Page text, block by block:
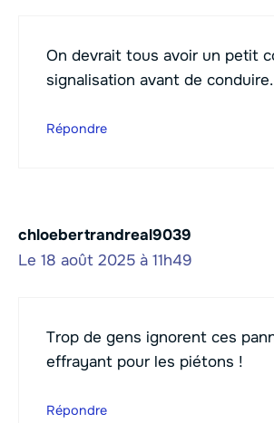
On devrait tous avoir un petit
signalisation avant de conduire.
Répondre
chloebertrandreal9039
Le 18 août 2025 à 11h49
Trop de gens ignorent ces
effrayant pour les piétons !
Répondre